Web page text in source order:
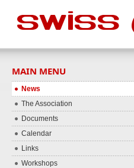
MAIN MENU
News
The Association
Documents
Calendar
Links
Workshops